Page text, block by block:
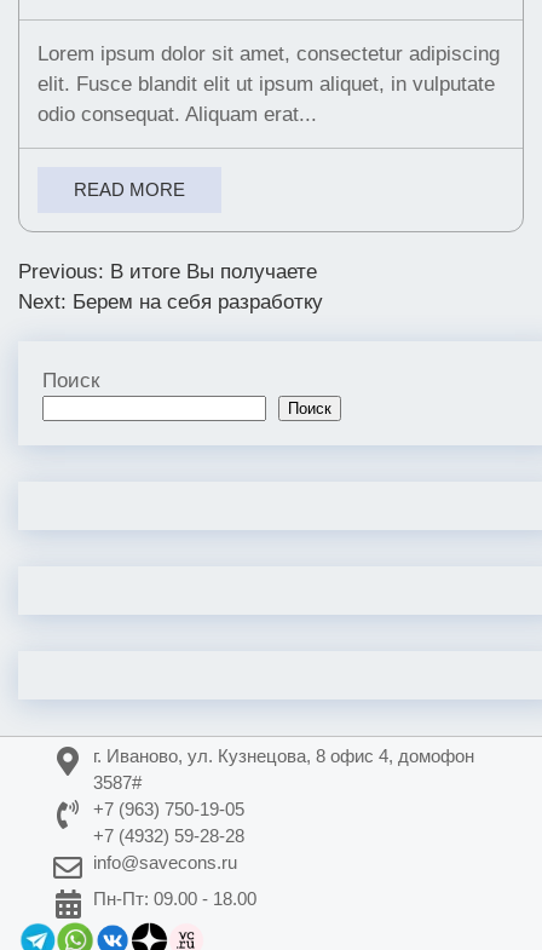
Lorem ipsum dolor sit amet, consectetur adipiscing
elit. Fusce blandit elit ut ipsum aliquet, in vulputate
odio consequat. Aliquam erat...
READ MORE
Навигация
по
записям
Previous: В итоге Вы получаете
Next: Берем на себя разработку
Поиск
Поиск
г. Иваново, ул. Кузнецова, 8 офис 4, домофон
3587#
+7 (963) 750-19-05
+7 (4932) 59-28-28
info@savecons.ru
Пн-Пт: 09.00 - 18.00